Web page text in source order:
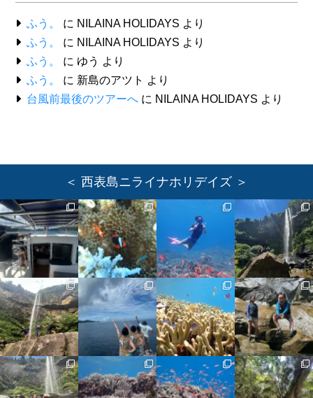
ふう。 に NILAINA HOLIDAYS より
ふう。
に NILAINA HOLIDAYS より
ふう。
に ゆう より
ふう。
に 新島のアツト より
台風前最後のツアーへ に NILAINA HOLIDAYS より
＜ 西表島ニライナホリデイズ ＞